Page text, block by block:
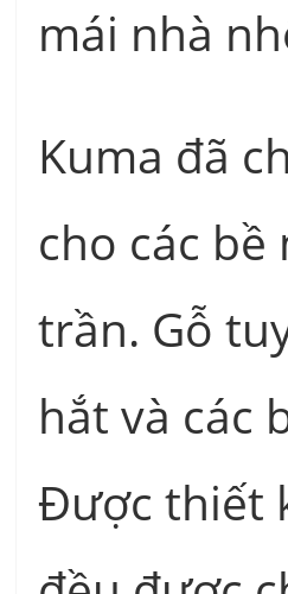
mái nhà
Kuma đã
cho các
trần. Gỗ
hắt và các
Được thiết